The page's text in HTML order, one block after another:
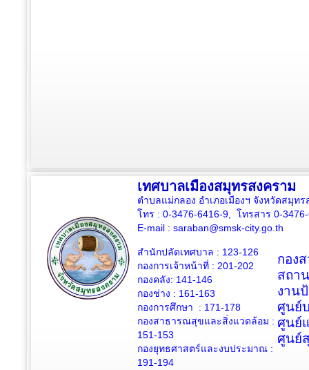
เทศบาลเมืองสมุทรสงคราม
ตำบลแม่กลอง อำเภอเมืองฯ จังหวัดสมุท
โทร : 0-3476-6416-9, โทรสาร 0-
E-mail : saraban@smsk-city.go.th
สำนักปลัดเทศบาล : 123-126
กองการเจ้าหน้าที่ : 201-202
กองคลัง: 141-146
กองช่าง : 161-163
กองการศึกษา : 171-178
กองสาธารณสุขและสิ่งแวดล้อม :
151-153
กองยุทธศาสตร์และงบประมาณ :
191-194
กอง
สถา
งาน
ศูนย์
ศูนย์
ศูนย์